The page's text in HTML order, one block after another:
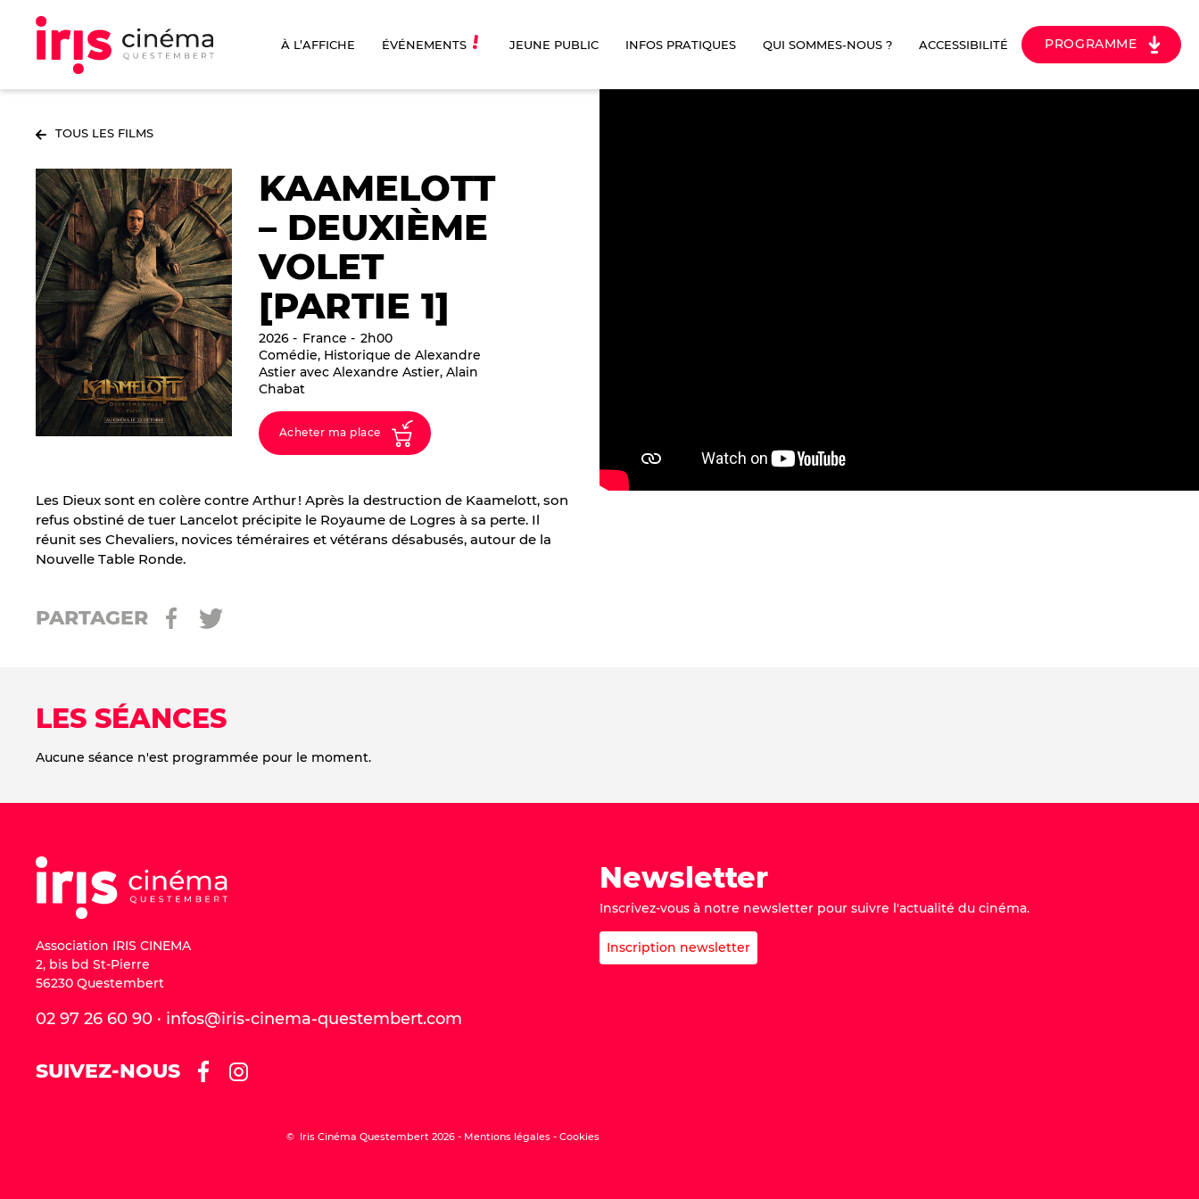
À L’AFFICHE ÉVÉNEMENTS JEUNE PUBLIC INFOS PRATIQUES QUI SOMMES-NOUS ? ACCESSIBILITÉ PROGRAMME
TOUS LES FILMS
KAAMELOTT
– DEUXIÈME
VOLET
[PARTIE 1]
2026 France
2h00
Comédie, Historique de Alexandre
Astier avec Alexandre Astier, Alain
Chabat
Acheter ma place
Les Dieux sont en colère contre Arthur ! Après la destruction de Kaamelott, son
refus obstiné de tuer Lancelot précipite le Royaume de Logres à sa perte. Il
réunit ses Chevaliers, novices téméraires et vétérans désabusés, autour de la
Nouvelle Table Ronde.
PARTAGER
LES SÉANCES
Aucune séance n'est programmée pour le moment.
Association IRIS CINEMA
2, bis bd St-Pierre
56230 Questembert
02 97 26 60 90 · infos@iris-cinema-questembert.com
SUIVEZ-NOUS
Newsletter
Inscrivez-vous à notre newsletter pour suivre l'actualité du cinéma.
Inscription newsletter
© Iris Cinéma Questembert 2026 - Mentions légales Cookies